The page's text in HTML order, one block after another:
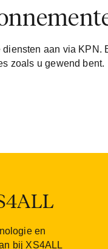
aan via
zoals u gewend bent.
en
bij XS4ALL